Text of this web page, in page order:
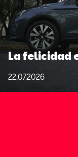
La felicidad
22.07.2026